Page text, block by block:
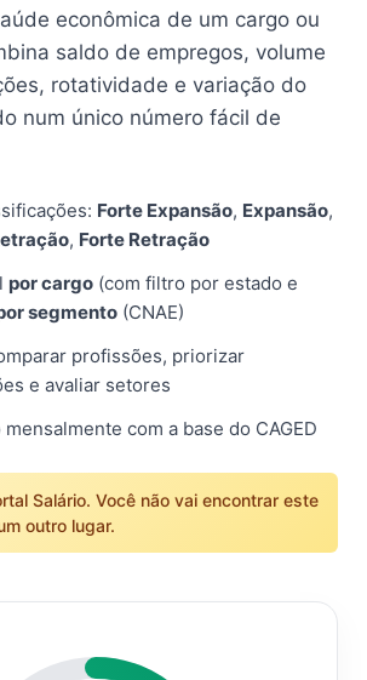
econômica de um cargo ou
saldo de empregos, volume
rotatividade e variação do
num único número fácil de
Forte Expansão, Expansão,
, Forte Retração
por cargo (com filtro por estado e
segmento (CNAE)
profissões, priorizar
e avaliar setores
com a base do CAGED
Salário. Você não vai encontrar este
outro lugar.